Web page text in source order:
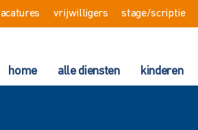
vrijwilligers stage/scriptie
home alle diensten kinderen